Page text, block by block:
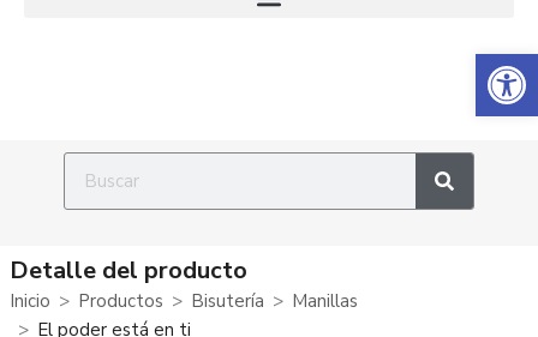
Abrir
Detalle del producto
Inicio Productos Bisutería
Manillas
El poder está en ti